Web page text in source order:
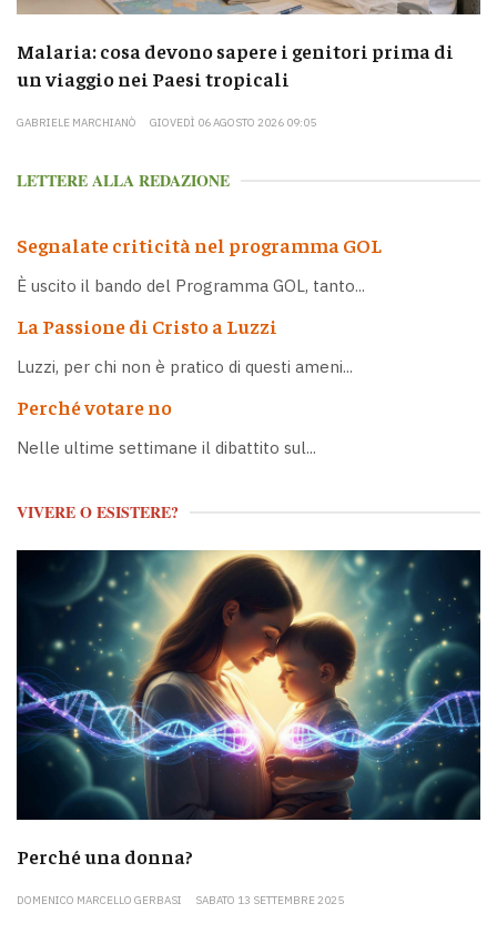
Malaria: cosa devono sapere i genitori prima di
un viaggio nei Paesi tropicali
GABRIELE MARCHIANÒ GIOVEDÌ 06 AGOSTO 2026 09:05
LETTERE ALLA REDAZIONE
Segnalate criticità nel programma GOL
È uscito il bando del Programma GOL, tanto...
La Passione di Cristo a Luzzi
Luzzi, per chi non è pratico di questi ameni...
Perché votare no
Nelle ultime settimane il dibattito sul...
VIVERE O ESISTERE?
Perché una donna?
DOMENICO MARCELLO GERBASI SABATO 13 SETTEMBRE 2025